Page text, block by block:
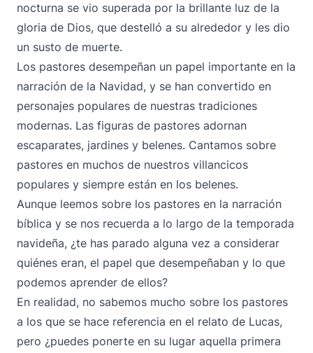
nocturna se vio superada por la brillante luz de la
gloria de Dios, que destelló a su alrededor y les dio
un susto de muerte.
Los pastores desempeñan un papel importante en la
narración de la Navidad, y se han convertido en
personajes populares de nuestras tradiciones
modernas. Las figuras de pastores adornan
escaparates, jardines y belenes. Cantamos sobre
pastores en muchos de nuestros villancicos
populares y siempre están en los belenes.
Aunque leemos sobre los pastores en la narración
bíblica y se nos recuerda a lo largo de la temporada
navideña, ¿te has parado alguna vez a considerar
quiénes eran, el papel que desempeñaban y lo que
podemos aprender de ellos?
En realidad, no sabemos mucho sobre los pastores
a los que se hace referencia en el relato de Lucas,
pero ¿puedes ponerte en su lugar aquella primera